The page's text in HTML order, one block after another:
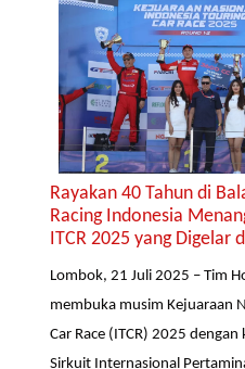
Rayakan 40 Tahun di
Racing Indonesia
ITCR 2025 yang Digelar
Lombok, 21 Juli 2025 – Tim
membuka musim Kejuaraan
Car Race (ITCR) 2025
Sirkuit Internasional